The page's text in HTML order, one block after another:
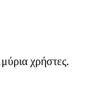
χρήστες.